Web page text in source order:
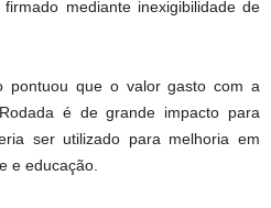
mediante inexigibilidade de
pontuou que o valor gasto com a
é de grande impacto para
ser utilizado para melhoria em
e educação.